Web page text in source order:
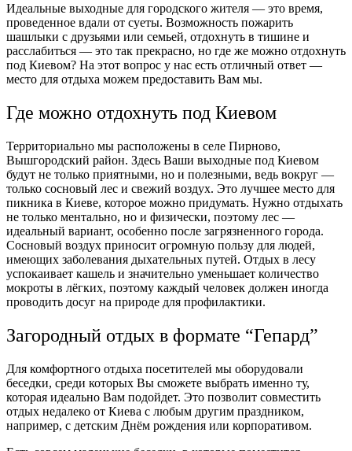
Идеальные выходные для городского жителя ― это время,
проведенное вдали от суеты. Возможность пожарить
шашлыки с друзьями или семьей, отдохнуть в тишине и
расслабиться ― это так прекрасно, но где же можно отдохнуть
под Киевом? На этот вопрос у нас есть отличный ответ ―
место для отдыха можем предоставить Вам мы.
Где можно отдохнуть под Киевом
Территориально мы расположены в селе Пирново,
Вышгородский район. Здесь Ваши выходные под Киевом
будут не только приятными, но и полезными, ведь вокруг ―
только сосновый лес и свежий воздух. Это лучшее место для
пикника в Киеве, которое можно придумать. Нужно отдыхать
не только ментально, но и физически, поэтому лес ―
идеальный вариант, особенно после загрязненного города.
Сосновый воздух приносит огромную пользу для людей,
имеющих заболевания дыхательных путей. Отдых в лесу
успокаивает кашель и значительно уменьшает количество
мокроты в лёгких, поэтому каждый человек должен иногда
проводить досуг на природе для профилактики.
Загородный отдых в формате “Гепард”
Для комфортного отдыха посетителей мы оборудовали
беседки, среди которых Вы сможете выбрать именно ту,
которая идеально Вам подойдет. Это позволит совместить
отдых недалеко от Киева с любым другим праздником,
например, с детским Днём рождения или корпоративом.